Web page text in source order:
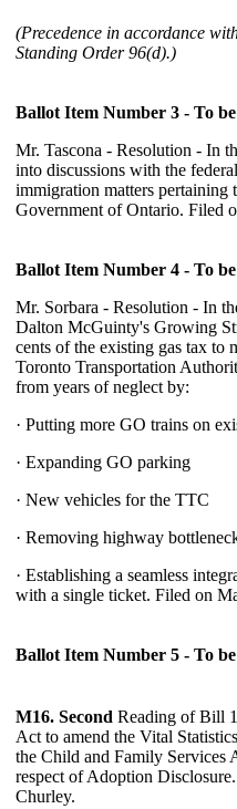
(Precedence in accordance
Standing Order 96(d).)
Ballot Item Number 3 - To
Mr. Tascona - Resolution - In
into discussions with the
immigration matters pertaining
Government of Ontario. Filed
Ballot Item Number 4 - To
Mr. Sorbara - Resolution - In
Dalton McGuinty's Growing
cents of the existing gas tax to
Toronto Transportation
from years of neglect by:
· Putting more GO trains on
· Expanding GO parking
· New vehicles for the TTC
· Removing highway
· Establishing a seamless
with a single ticket. Filed on
Ballot Item Number 5 - To
M16. Second Reading of Bill
Act to amend the Vital
the Child and Family Services
respect of Adoption
Churley.